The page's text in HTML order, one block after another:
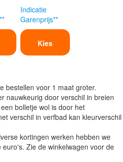
Indicatie
Garenprijs**
Kies
bestellen voor 1 maat groter.
nauwkeurig door verschil in breien
bolletje wol is door het
verschil in verfbad kan kleurverschil
kortingen werken hebben we
Zie de winkelwagen voor de